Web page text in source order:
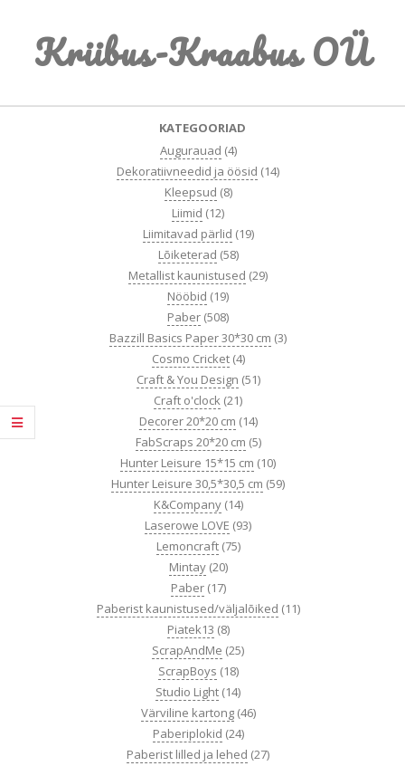
contentKriibus-Kraabus OÜ
KATEGOORIAD
Augurauad (4)
Dekoratiivneedid ja öösid (14)
Kleepsud (8)
Liimid (12)
Liimitavad pärlid (19)
Lõiketerad (58)
Metallist kaunistused (29)
Nööbid (19)
Paber (508)
Bazzill Basics Paper 30*30 cm (3)
Cosmo Cricket (4)
Craft & You Design (51)
Craft o'clock (21)
Decorer 20*20 cm (14)
FabScraps 20*20 cm (5)
Hunter Leisure 15*15 cm (10)
Hunter Leisure 30,5*30,5 cm (59)
K&Company (14)
Laserowe LOVE (93)
Lemoncraft (75)
Mintay (20)
Paber (17)
Paberist kaunistused/väljalõiked (11)
Piatek13 (8)
ScrapAndMe (25)
ScrapBoys (18)
Studio Light (14)
Värviline kartong (46)
Paberiplokid (24)
Paberist lilled ja lehed (27)